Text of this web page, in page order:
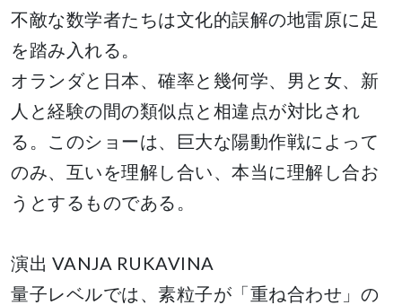
不敵な数学者たちは文化的誤解の地雷原に足
を踏み入れる。
オランダと日本、確率と幾何学、男と女、新
人と経験の間の類似点と相違点が対比され
る。このショーは、巨大な陽動作戦によって
のみ、互いを理解し合い、本当に理解し合お
うとするものである。
演出 VANJA RUKAVINA
量子レベルでは、素粒子が「重ね合わせ」の